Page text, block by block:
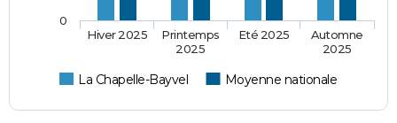
La Chapelle-Bayvel Moyenne nationale
Hiver 2025
Printemps
2025
Eté 2025
Automne
2025
0